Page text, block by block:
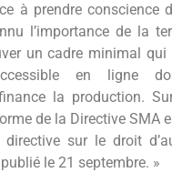
à prendre conscience
l’importance de la
un cadre minimal qui
en ligne
la production.
de la Directive SMA
sur le droit
le 21 septembre. »